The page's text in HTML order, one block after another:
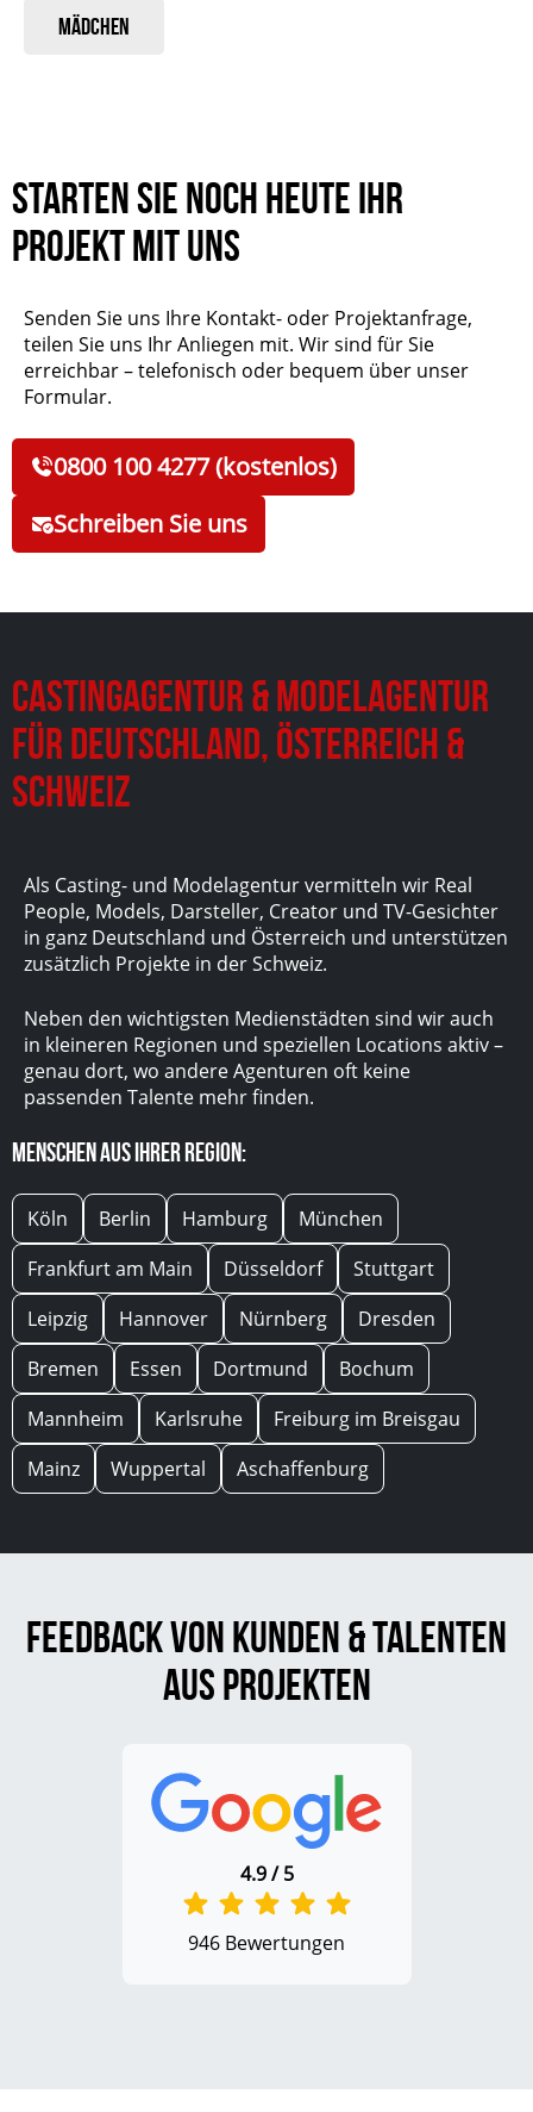
Mädchen
Starten Sie noch heute Ihr
Projekt mit uns
Senden Sie uns Ihre Kontakt- oder Projektanfrage,
teilen Sie uns Ihr Anliegen mit. Wir sind für Sie
erreichbar – telefonisch oder bequem über unser
Formular.
0800 100 4277 (kostenlos)
Schreiben Sie uns
Castingagentur & Modelagentur
für Deutschland, Österreich &
Schweiz
Als Casting- und Modelagentur vermitteln wir Real
People, Models, Darsteller, Creator und TV-Gesichter
in ganz Deutschland und Österreich und unterstützen
zusätzlich Projekte in der Schweiz.
Neben den wichtigsten Medienstädten sind wir auch
in kleineren Regionen und speziellen Locations aktiv –
genau dort, wo andere Agenturen oft keine
passenden Talente mehr finden.
Menschen aus Ihrer Region:
Köln Berlin Hamburg
München
Frankfurt am Main
Düsseldorf
Stuttgart
Leipzig
Hannover Nürnberg
Dresden
Bremen
Essen Dortmund
Bochum
Mannheim
Karlsruhe
Freiburg im Breisgau
Mainz
Wuppertal Aschaffenburg
Feedback von Kunden & Talenten
aus Projekten
4.9 / 5
946 Bewertungen